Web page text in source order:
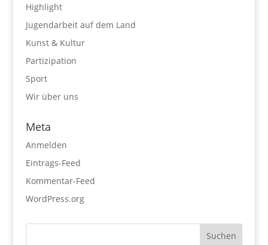
Highlight
Jugendarbeit auf dem Land
Kunst & Kultur
Partizipation
Sport
Wir über uns
Meta
Anmelden
Eintrags-Feed
Kommentar-Feed
WordPress.org